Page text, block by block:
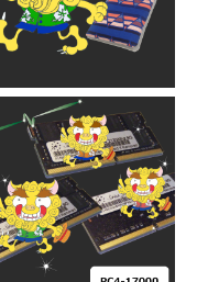
¥8,960 ¥29,800 ¥8,300
¥26,700